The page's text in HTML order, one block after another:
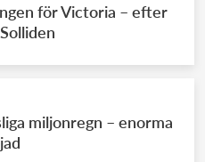
för Victoria – efter
miljonregn – enorma